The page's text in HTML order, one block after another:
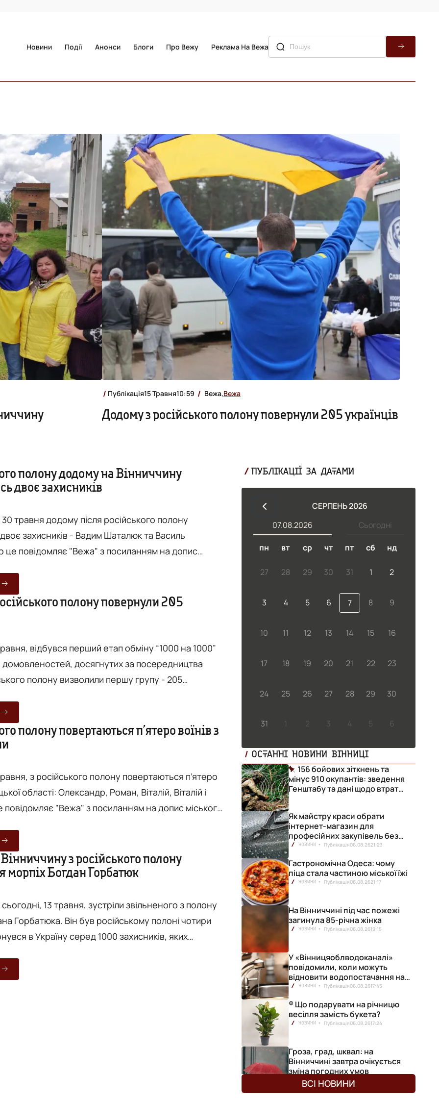
Новини Події Анонси Блоги Про Вежу Реклама На Вежа
Публікація15 Травня10:59 Вежа,Вежа
Додому з російського полону повернули 205 українців
полону додому на Вінниччину
двоє захисників
30 травня додому після російського полону
захисників - Вадим Шаталюк та Василь
Тиврівської громад із прапорами, квітами та
землякам. Після стількох місяців, а то
тривоги та нескінченних молитов — рідні
полону повернули 205
відбувся перший етап обміну “1000 на 1000”
домовленостей, досягнутих за посередництва
полону визволили першу групу - 205
штабу з питань поводження з
повернулися
ЗСУ, зокрема представники Військово-
полону повертаються п’ятеро воїнів з
з російського полону повертаються п’ятеро
області: Олександр, Роман, Віталій, Віталій і
Україну в Маріуполі, на Луганщині та
із них чекали на цей день ще з 2022 року.
205 українців. Це перший етап ...
з російського полону
морпіх Богдан Горбатюк
13 травня, зустріли звільненого з полону
Горбатюка. Він був російському полоні чотири
в Україну серед 1000 захисників, яких
площі міста
з поверненням додому прийшли батьки, рідні,
ПУБЛІКАЦІЇ ЗА ДАТАМИ
СЕРПЕНЬ 2026
Сьогодні
07.08.2026
пн вт ср чт пт сб нд
27 28 29 30 31 1 2
3 4 5 6 7 8 9
10 11 12 13 14 15 16
17 18 19 20 21 22 23
24 25 26 27 28 29 30
31 1 2 3 4 5 6
ОСТАННІ НОВИНИ ВІННИЦІ
156 бойових зіткнень та
мінус 910 окупантів: зведення
Генштабу та дані щодо втрат
Як майстру краси обрати
інтернет-магазин для
професійних закупівель без
ризику переплат
НОВИНИ Публікація06.08.2621:23
Гастрономічна Одеса: чому
піца стала частиною міської їжі
НОВИНИ Публікація06.08.2621:17
На Вінниччині під час пожежі
загинула 85-річна жінка
НОВИНИ Публікація06.08.2619:15
У «Вінницяоблводоканалі»
повідомили, коли можуть
відновити водопостачання на
лівобережжі міста
НОВИНИ Публікація06.08.2617:45
® Що подарувати на річницю
весілля замість букета?
НОВИНИ Публікація06.08.2617:24
Гроза, град, шквал: на
Вінниччині завтра очікується
зміна погодних умов
НОВИНИ Публікація06.08.26
ВСІ НОВИНИ